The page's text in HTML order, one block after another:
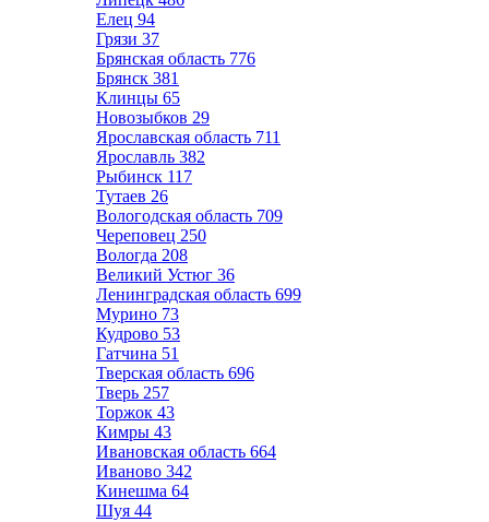
Елец 94
Грязи 37
Брянская область 776
Брянск 381
Клинцы 65
Новозыбков 29
Ярославская область 711
Ярославль 382
Рыбинск 117
Тутаев 26
Вологодская область 709
Череповец 250
Вологда 208
Великий Устюг 36
Ленинградская область 699
Мурино 73
Кудрово 53
Гатчина 51
Тверская область 696
Тверь 257
Торжок 43
Кимры 43
Ивановская область 664
Иваново 342
Кинешма 64
Шуя 44